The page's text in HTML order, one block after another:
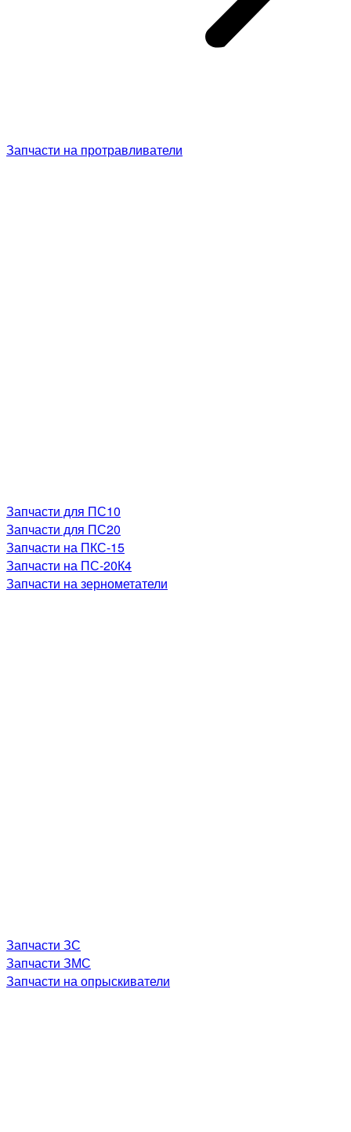
Запчасти на протравливатели
Запчасти для ПС10
Запчасти для ПС20
Запчасти на ПКС-15
Запчасти на ПС-20К4
Запчасти на зернометатели
Запчасти ЗС
Запчасти ЗМС
Запчасти на опрыскиватели